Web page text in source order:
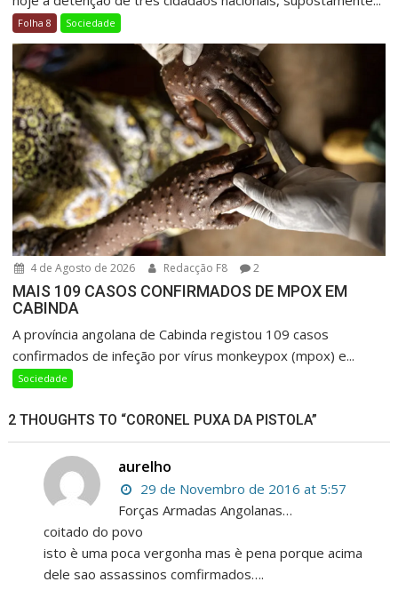
Folha 8 Sociedade
4 de Agosto de 2026 Redacção F8 2
MAIS 109 CASOS CONFIRMADOS DE MPOX EM
CABINDA
A província angolana de Cabinda registou 109 casos
confirmados de infeção por vírus monkeypox (mpox) e...
Sociedade
2 THOUGHTS TO “CORONEL PUXA DA PISTOLA”
aurelho
29 de Novembro de 2016 at 5:57
Forças Armadas Angolanas…
coitado do povo
isto è uma poca vergonha mas è pena porque acima
dele sao assassinos comfirmados….